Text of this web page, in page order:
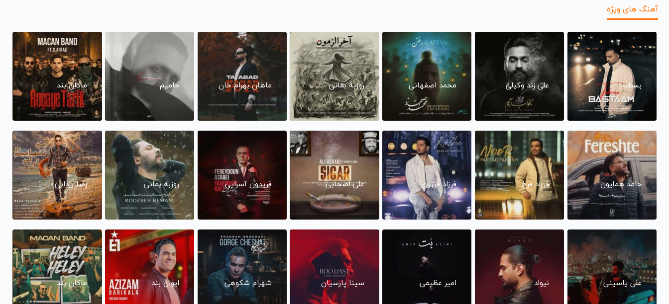
آهنگ های ویژه
بسطام علی زند وکیلی محمد اصفهانی روزبه بمانی ماهان بهرام خان حامیم ماکان بند
حامد همایون فرزاد فرخ فرزاد فرزین علی اصحابی فریدون آسرایی روزبه بمانی رضا یزدانی
علی یاسینی نیواد امیر عظیمی سینا پارسیان شهرام شکوهی ایوان بند ماکان بند